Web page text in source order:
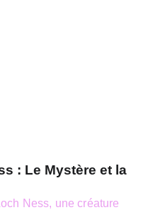
: Le Mystère et la
Ness, une créature